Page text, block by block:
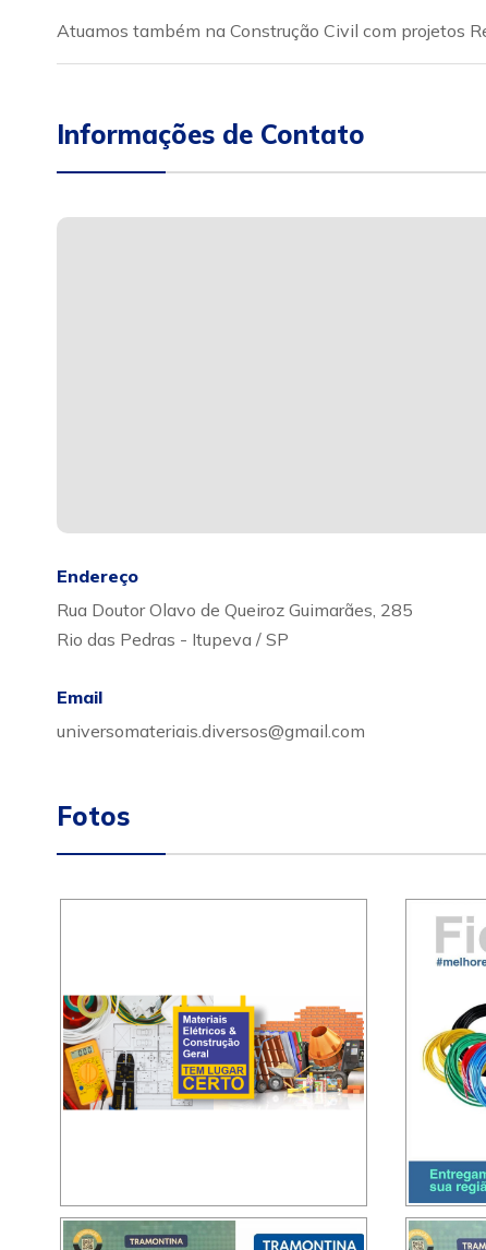
Atuamos também na Construção Civil com projetos
Informações de Contato
Endereço
Rua Doutor Olavo de Queiroz Guimarães, 285
Rio das Pedras - Itupeva / SP
Email
universomateriais.diversos@gmail.com
Fotos